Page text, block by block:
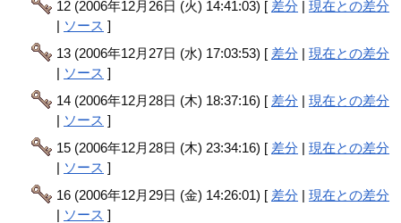
12 (2006年12月26日 (火) 14:41:03) [ 差分 |現在との差分
| ソース ]
13 (2006年12月27日 (水) 17:03:53) [ 差分 |現在との差分
| ソース ]
14 (2006年12月28日 (木) 18:37:16) [ 差分 |現在との差分
| ソース ]
15 (2006年12月28日 (木) 23:34:16) [ 差分 |現在との差分
| ソース ]
16 (2006年12月29日 (金) 14:26:01) [ 差分 |現在との差分
| ソース ]